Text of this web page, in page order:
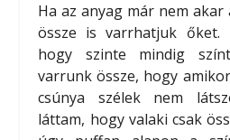
Ha az anyag már nem
össze is varrhatjuk őket.
hogy szinte mindig
varrunk össze, hogy
csúnya szélek nem
láttam, hogy valaki csak